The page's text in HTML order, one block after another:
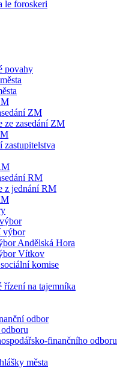
le foroskeri
povahy
ZM
ze zasedání ZM
zastupitelstva
RM
z jednání RM
výbor
Andělská Hora
Vítkov
komise
řízení na tajemníka
odbor
finančního odboru
města